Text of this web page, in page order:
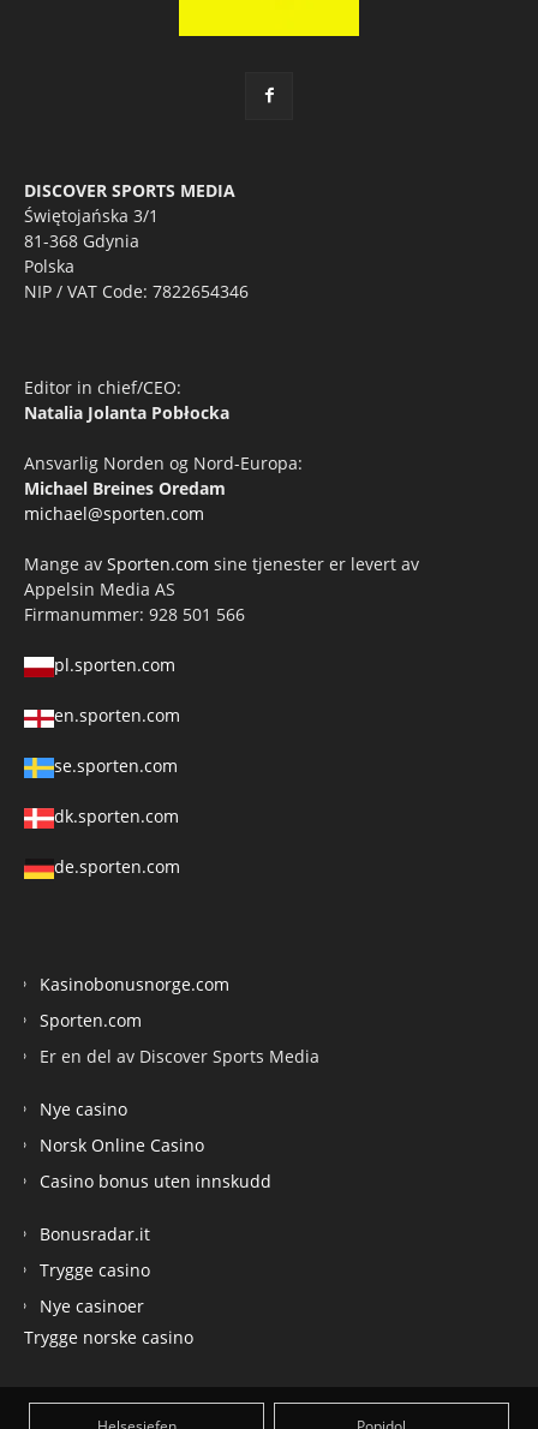
DISCOVER SPORTS MEDIA
Świętojańska 3/1
81-368 Gdynia
Polska
NIP / VAT Code: 7822654346
Editor in chief/CEO:
Natalia Jolanta Pobłocka
Ansvarlig Norden og Nord-Europa:
Michael Breines Oredam
michael@sporten.com
Mange av Sporten.com sine tjenester er levert av
Appelsin Media AS
Firmanummer: 928 501 566
pl.sporten.com
en.sporten.com
se.sporten.com
dk.sporten.com
de.sporten.com
Kasinobonusnorge.com
Sporten.com
Er en del av Discover Sports Media
Nye casino
Norsk Online Casino
Casino bonus uten innskudd
Bonusradar.it
Trygge casino
Nye casinoer
Trygge norske casino